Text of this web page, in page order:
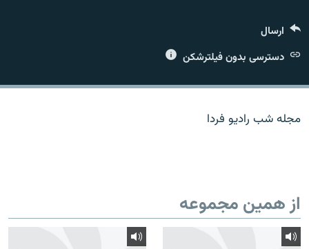
زبان‌های دیگر
ارسال
دسترسی بدون فیلترشکن
مجله شب رادیو فردا
از همین مجموعه